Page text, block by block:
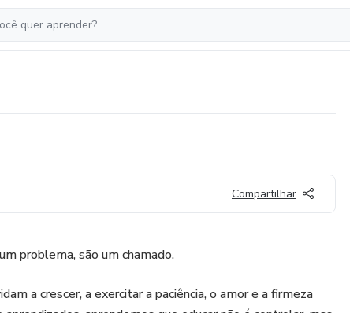
Compartilhar
problema, são um chamado.
a crescer, a exercitar a paciência, o amor e a firmeza